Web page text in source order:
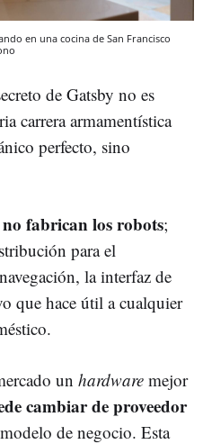
en una cocina de San Francisco
de Gatsby no es
carrera armamentística
perfecto, sino
no fabrican los robots;
para el
la interfaz de
que hace útil a cualquier
un hardware mejor
cambiar de proveedor
de negocio. Esta